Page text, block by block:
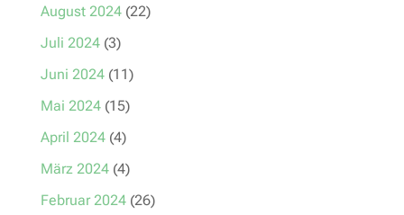
August 2024(22)
Juli 2024(3)
Juni 2024(11)
Mai 2024(15)
April 2024(4)
März 2024(4)
Februar 2024(26)